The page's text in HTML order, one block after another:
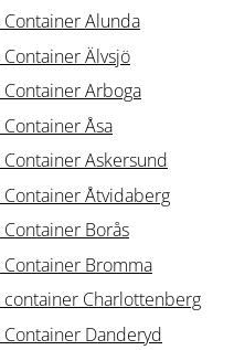
Container Alunda
Container Älvsjö
Container Arboga
Container Åsa
Container Askersund
Container Åtvidaberg
Container Borås
Container Bromma
container Charlottenberg
Container Danderyd